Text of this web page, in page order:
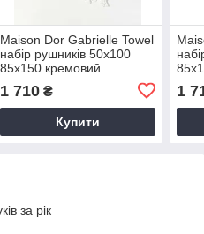
Maison Dor Gabrielle Towel
набір рушників 50х100
85х150 кремовий
1 710₴
Купити
1
за рік